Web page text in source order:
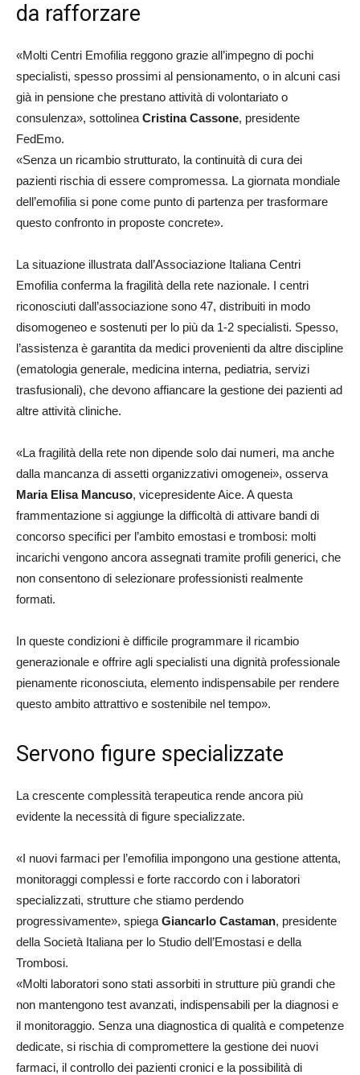
da rafforzare
«Molti Centri Emofilia reggono grazie all’impegno di pochi
specialisti, spesso prossimi al pensionamento, o in alcuni casi
già in pensione che prestano attività di volontariato o
consulenza», sottolinea Cristina Cassone, presidente
FedEmo.
«Senza un ricambio strutturato, la continuità di cura dei
pazienti rischia di essere compromessa. La giornata mondiale
dell’emofilia si pone come punto di partenza per trasformare
questo confronto in proposte concrete».
La situazione illustrata dall’Associazione Italiana Centri
Emofilia conferma la fragilità della rete nazionale. I centri
riconosciuti dall’associazione sono 47, distribuiti in modo
disomogeneo e sostenuti per lo più da 1-2 specialisti. Spesso,
l’assistenza è garantita da medici provenienti da altre discipline
(ematologia generale, medicina interna, pediatria, servizi
trasfusionali), che devono affiancare la gestione dei pazienti ad
altre attività cliniche.
«La fragilità della rete non dipende solo dai numeri, ma anche
dalla mancanza di assetti organizzativi omogenei», osserva
Maria Elisa Mancuso, vicepresidente Aice. A questa
frammentazione si aggiunge la difficoltà di attivare bandi di
concorso specifici per l’ambito emostasi e trombosi: molti
incarichi vengono ancora assegnati tramite profili generici, che
non consentono di selezionare professionisti realmente
formati.
In queste condizioni è difficile programmare il ricambio
generazionale e offrire agli specialisti una dignità professionale
pienamente riconosciuta, elemento indispensabile per rendere
questo ambito attrattivo e sostenibile nel tempo».
Servono figure specializzate
La crescente complessità terapeutica rende ancora più
evidente la necessità di figure specializzate.
«I nuovi farmaci per l’emofilia impongono una gestione attenta,
monitoraggi complessi e forte raccordo con i laboratori
specializzati, strutture che stiamo perdendo
progressivamente», spiega Giancarlo Castaman, presidente
della Società Italiana per lo Studio dell’Emostasi e della
Trombosi.
«Molti laboratori sono stati assorbiti in strutture più grandi che
non mantengono test avanzati, indispensabili per la diagnosi e
il monitoraggio. Senza una diagnostica di qualità e competenze
dedicate, si rischia di compromettere la gestione dei nuovi
farmaci, il controllo dei pazienti cronici e la possibilità di